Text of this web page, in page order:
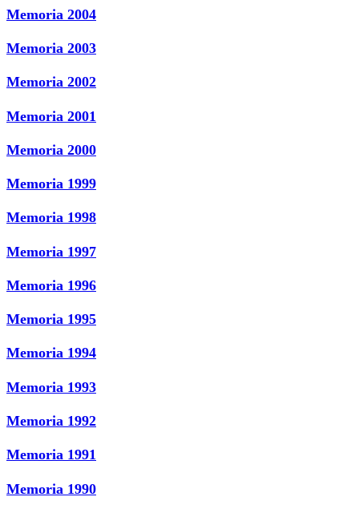
Memoria 2004
Memoria 2003
Memoria 2002
Memoria 2001
Memoria 2000
Memoria 1999
Memoria 1998
Memoria 1997
Memoria 1996
Memoria 1995
Memoria 1994
Memoria 1993
Memoria 1992
Memoria 1991
Memoria 1990